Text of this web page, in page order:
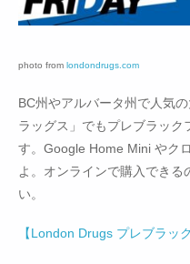
photo from londondrugs.com
BC州やアルバータ州で人気
ラッグス」でもプレブラック
す。Google Home Mini やク
よ。オンラインで購入できる
い。
【London Drugs プレブラッ